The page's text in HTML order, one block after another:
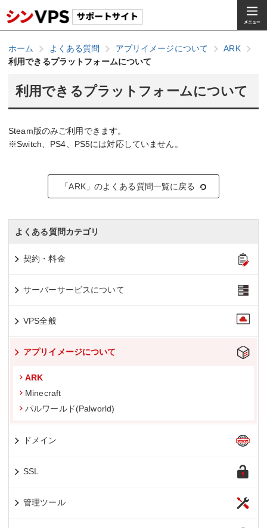
ホーム よくある質問 アプリイメージについて
ARK
利用できるプラットフォームについて
利用できるプラットフォームについて
Steam版のみご利用できます。
※Switch、PS4、PS5には対応していません。
「ARK」のよくある質問一覧に戻る
よくある質問カテゴリ
契約・料金
サーバーサービスについて
VPS全般
アプリイメージについて
ARK
Minecraft
パルワールド(Palworld)
ドメイン
SSL
管理ツール